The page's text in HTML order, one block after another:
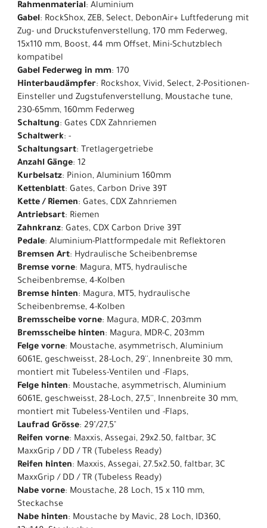
Rahmenmaterial: Aluminium
Gabel: RockShox, ZEB, Select, DebonAir+ Luftfederung mit
Zug- und Druckstufenverstellung, 170 mm Federweg,
15x110 mm, Boost, 44 mm Offset, Mini-Schutzblech
kompatibel
Gabel Federweg in mm: 170
Hinterbaudämpfer: Rockshox, Vivid, Select, 2-Positionen-
Einsteller und Zugstufenverstellung, Moustache tune,
230-65mm, 160mm Federweg
Schaltung: Gates CDX Zahnriemen
Schaltwerk: -
Schaltungsart: Tretlagergetriebe
Anzahl Gänge: 12
Kurbelsatz: Pinion, Aluminium 160mm
Kettenblatt: Gates, Carbon Drive 39T
Kette / Riemen: Gates, CDX Zahnriemen
Antriebsart: Riemen
Zahnkranz: Gates, CDX Carbon Drive 39T
Pedale: Aluminium-Plattformpedale mit Reflektoren
Bremsen Art: Hydraulische Scheibenbremse
Bremse vorne: Magura, MT5, hydraulische
Scheibenbremse, 4-Kolben
Bremse hinten: Magura, MT5, hydraulische
Scheibenbremse, 4-Kolben
Bremsscheibe vorne: Magura, MDR-C, 203mm
Bremsscheibe hinten: Magura, MDR-C, 203mm
Felge vorne: Moustache, asymmetrisch, Aluminium
6061E, geschweisst, 28-Loch, 29'', Innenbreite 30 mm,
montiert mit Tubeless-Ventilen und -Flaps,
Felge hinten: Moustache, asymmetrisch, Aluminium
6061E, geschweisst, 28-Loch, 27,5'', Innenbreite 30 mm,
montiert mit Tubeless-Ventilen und -Flaps,
Laufrad Grösse: 29"/27,5"
Reifen vorne: Maxxis, Assegai, 29x2.50, faltbar, 3C
MaxxGrip / DD / TR (Tubeless Ready)
Reifen hinten: Maxxis, Assegai, 27.5x2.50, faltbar, 3C
MaxxGrip / DD / TR (Tubeless Ready)
Nabe vorne: Moustache, 28 Loch, 15 x 110 mm,
Steckachse
Nabe hinten: Moustache by Mavic, 28 Loch, ID360,